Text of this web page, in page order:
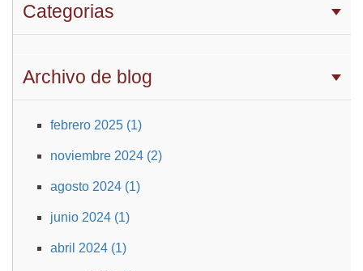
Categorias
Archivo de blog
febrero 2025 (1)
noviembre 2024 (2)
agosto 2024 (1)
junio 2024 (1)
abril 2024 (1)